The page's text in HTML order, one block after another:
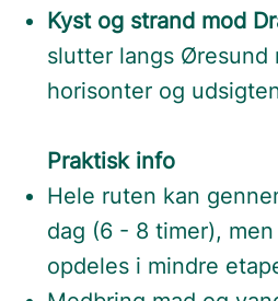
Kyst og strand mod
slutter langs Øresund
horisonter og
Praktisk info
Hele ruten kan
dag (6 - 8 timer),
opdeles i mindre